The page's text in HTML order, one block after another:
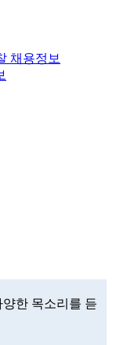
채용정보
한 목소리를 듣